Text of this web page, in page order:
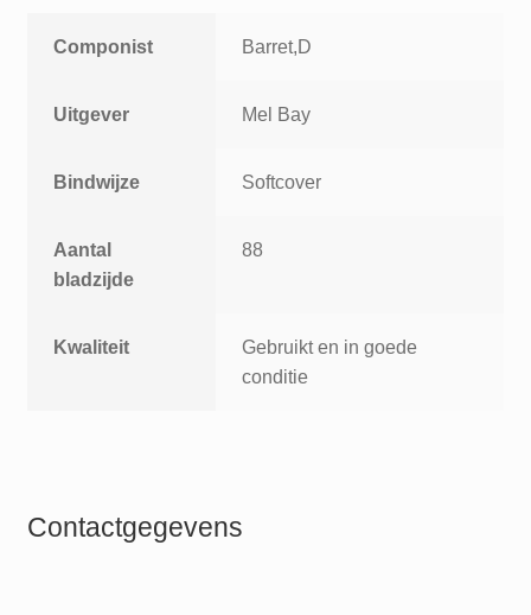
Componist Barret,D
Uitgever Mel Bay
Bindwijze Softcover
Aantal
bladzijde
88
Kwaliteit
Gebruikt en in goede
conditie
Contactgegevens